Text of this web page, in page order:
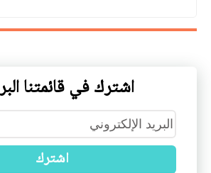
اشترك في قائمتنا
اشترك